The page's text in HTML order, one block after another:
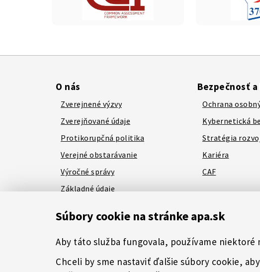
Súbory cookie na stránke apa.sk
Aby táto služba fungovala, používame niektoré
Chceli by sme nastaviť ďalšie súbory cookie,
O nás
Zverejnené výzvy
Zverejňované údaje
Protikorupčná politika
Verejné obstarávanie
Výročné správy
Základné údaje
Bezpečnosť
Ochrana
Kybernetická
Stratégia
Kariéra
CAF
Etický kódex Mapa stránok RSS